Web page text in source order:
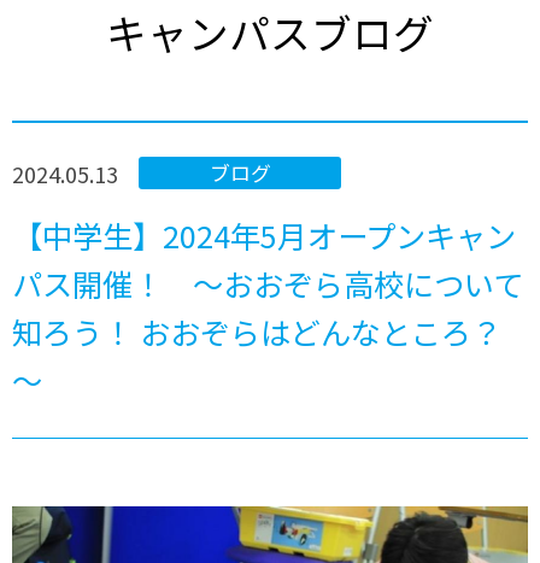
キャンパスブログ
ブログ
2024.05.13
【中学生】2024年5月オープンキャン
パス開催！ ～おおぞら高校について
知ろう！ おおぞらはどんなところ？
～